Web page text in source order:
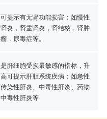
可提示有无肾功能损害：如慢性
肾炎，肾盂肾炎，肾结核，肾肿
瘤，尿毒症等。
是肝细胞受损最敏感的指标，升
高可提示肝胆系统疾病：如急性
传染性肝炎、中毒性肝炎、药物
中毒性肝炎等